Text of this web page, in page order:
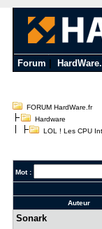
Forum
FORUM HardWare.fr
Hardware
LOL ! Les CPU
Mot :
Auteur
Sonark